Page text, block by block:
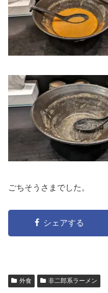
ごちそうさまでした。
シェアする
外食 非二郎系ラーメン